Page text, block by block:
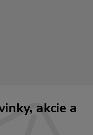
akcie a